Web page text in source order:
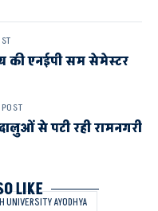
UNIVERSITY AYODHYA
की एनईपी सम सेमेस्टर
से पटी रही रामनगरी
LIKE